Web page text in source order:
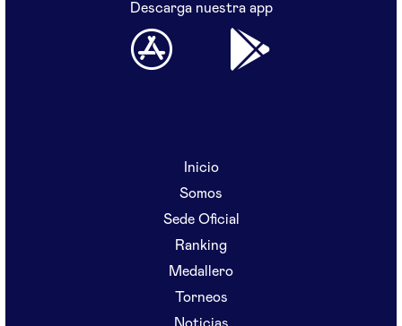
Descarga nuestra app
Inicio
Somos
Sede Oficial
Ranking
Medallero
Torneos